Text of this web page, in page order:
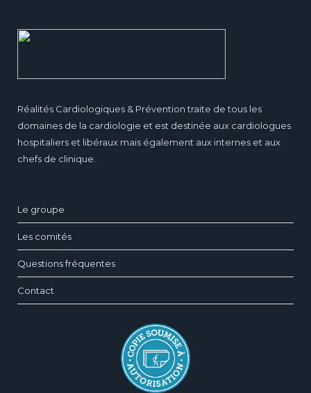
Réalités Cardiologiques & Prévention traite de tous les
domaines de la cardiologie et est destinée aux cardiologues
hospitaliers et libéraux mais également aux internes et aux
chefs de clinique.
Le groupe
Les comités
Questions fréquentes
Contact